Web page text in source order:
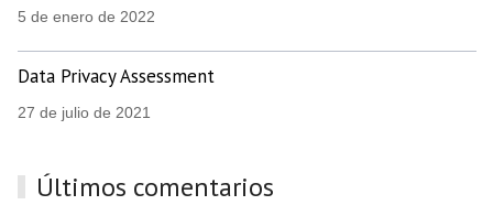
5 de enero de 2022
Data Privacy Assessment
27 de julio de 2021
Últimos comentarios